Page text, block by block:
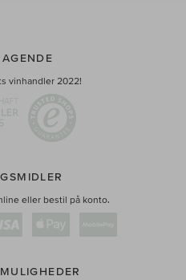
vinhandler 2022!
eller bestil på konto.